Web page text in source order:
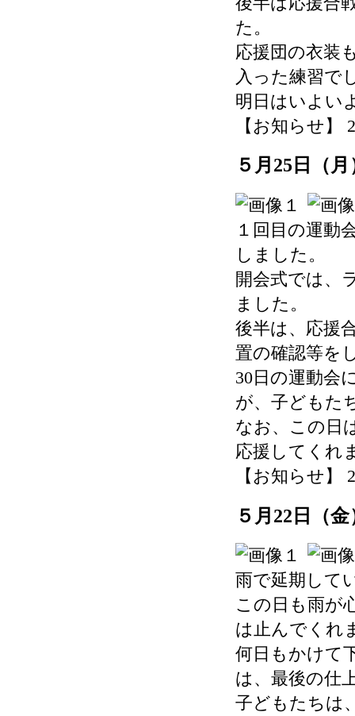
た。
応援団の衣装
入った練習で
明日はいよい
【お知らせ】
５月25日（
１回目の運動
しました。
開会式では、
ました。
後半は、応援
置の確認等を
30日の運動会
が、子どもた
なお、この日
応援してくれ
【お知らせ】
５月22日（
雨で延期して
この日も雨が
は止んでくれ
何日もかけて
は、最後の仕
子どもたちは